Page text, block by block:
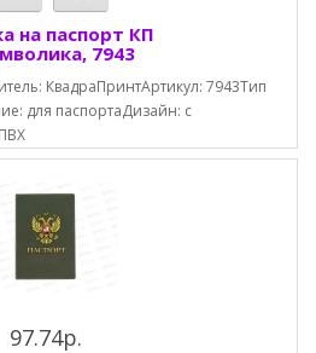
на паспорт КП
7943
КвадраПринтАртикул: 7943Тип
для паспортаДизайн: с
97.74р.